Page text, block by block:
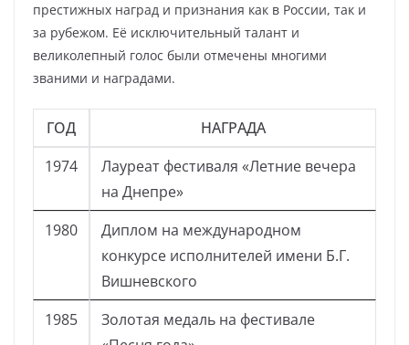
престижных наград и признания как в России, так и
за рубежом. Её исключительный талант и
великолепный голос были отмечены многими
званими и наградами.
ГОД
НАГРАДА
1974
Лауреат фестиваля «Летние вечера
на Днепре»
1980
Диплом на международном
конкурсе исполнителей имени Б.Г.
Вишневского
1985
Золотая медаль на фестивале